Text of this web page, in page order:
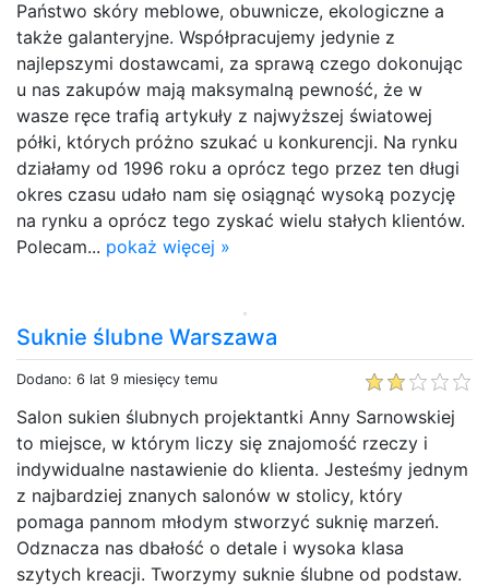
Państwo skóry meblowe, obuwnicze, ekologiczne a
także galanteryjne. Współpracujemy jedynie z
najlepszymi dostawcami, za sprawą czego dokonując
u nas zakupów mają maksymalną pewność, że w
wasze ręce trafią artykuły z najwyższej światowej
półki, których próżno szukać u konkurencji. Na rynku
działamy od 1996 roku a oprócz tego przez ten długi
okres czasu udało nam się osiągnąć wysoką pozycję
na rynku a oprócz tego zyskać wielu stałych klientów.
Polecam... pokaż więcej »
Suknie ślubne Warszawa
Dodano: 6 lat 9 miesięcy temu
Salon sukien ślubnych projektantki Anny Sarnowskiej
to miejsce, w którym liczy się znajomość rzeczy i
indywidualne nastawienie do klienta. Jesteśmy jednym
z najbardziej znanych salonów w stolicy, który
pomaga pannom młodym stworzyć suknię marzeń.
Odznacza nas dbałość o detale i wysoka klasa
szytych kreacji. Tworzymy suknie ślubne od podstaw.